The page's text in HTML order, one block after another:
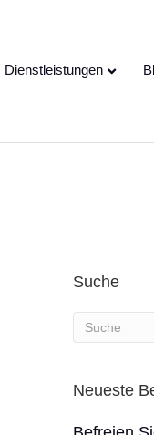
Dienstleistungen
Suche
Neueste